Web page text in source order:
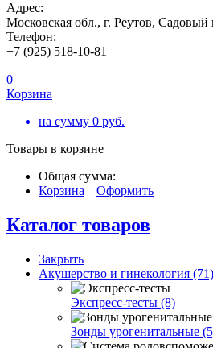
Адрес:
Московская обл., г. Реутов, Садовый
Телефон:
+7 (925) 518-10-81
0
Корзина
на сумму 0 руб.
Товары в корзине
Общая сумма:
Корзина | Оформить
Каталог товаров
Закрыть
Акушерство и гинекология (71)
Экспресс-тесты (8)
Зонды урогенитальные